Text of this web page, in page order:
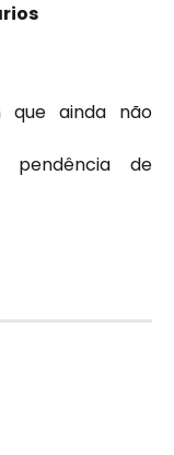
que ainda não
pendência de